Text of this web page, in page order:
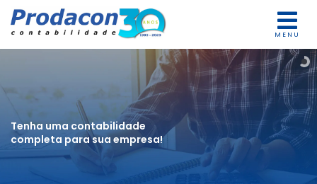
MENU
Tenha uma contabilidade
completa para sua empresa!